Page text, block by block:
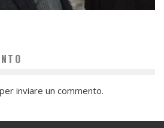
per inviare un commento.